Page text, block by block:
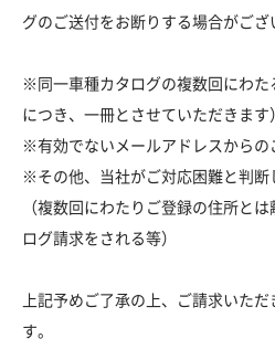
グのご送付をお断りする場合がござ
※同一車種カタログの複数回にわた
につき、一冊とさせていただきます
※有効でないメールアドレスからの
※その他、当社がご対応困難と判断
（複数回にわたりご登録の住所と
ログ請求をされる等）
上記予めご了承の上、ご請求いた
す。